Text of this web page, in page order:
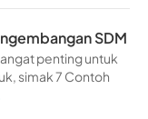
SDM
penting untuk
simak 7 Contoh